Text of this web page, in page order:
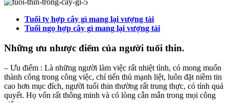
Tuổi tỵ hợp cây gì mang lại vượng tài
Tuổi ngọ hợp cây gì mang lại vượng tài
Những ưu nhược điểm của người tuổi thin.
– Ưu điểm : Là những người làm việc rất nhiệt tình, có mong muốn
thành công trong công việc, chí tiến thủ mạnh liệt, luôn đặt niềm tin
cao hơn mục đích, người tuổi thin thường rất trung thực, có tính quả
quyết. Họ vốn rất thông minh và có lòng cẫn mẫn trong mọi công